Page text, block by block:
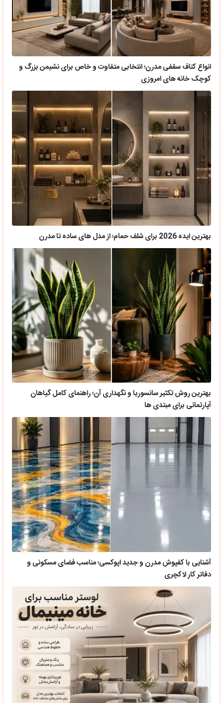
انواع کناف سقفی مدرن؛ انتخابی متفاوت و خاص برای نشیمن بزرگ و
کوچک خانه های امروزی
بهترین ایده 2026 برای شلف حمام؛ از مدل های ساده تا مدرن
بهترین روش تکثیر سانسوریا و نگهداری آن؛ راهنمای کامل گیاهان
آپارتمانی برای مبتدی ها
آشنایی با کفپوش مدرن و جدید اپوکسی؛ مناسب فضای مسکونی و
دفاتر کار لاکچری